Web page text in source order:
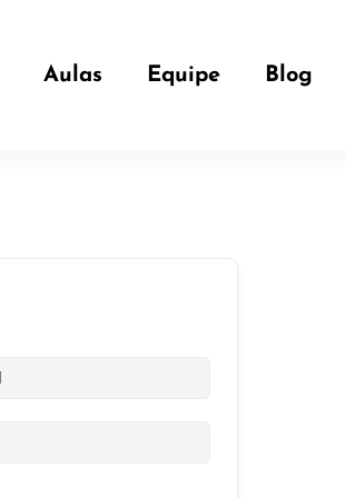
Aulas Equipe Blog